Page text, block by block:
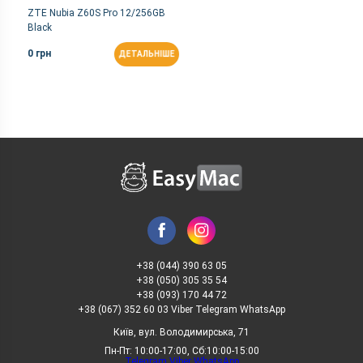
ZTE Nubia Z60S Pro 12/256GB
Black
0 грн ДЕТАЛЬНІШЕ
+38 (044) 390 63 05
+38 (050) 305 35 54
+38 (093) 170 44 72
+38 (067) 352 60 03 Viber Telegram WhatsApp
Київ, вул. Володимирська, 71
Пн-Пт: 10:00-17:00, Сб:10:00-15:00